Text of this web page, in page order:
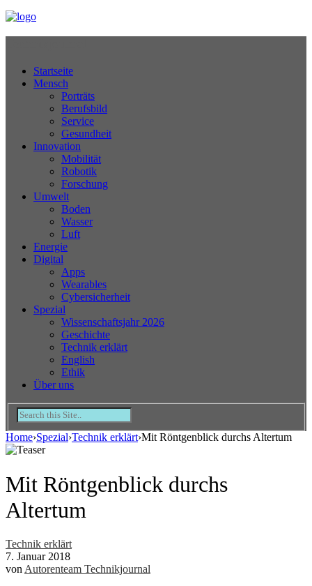
Startseite
Mensch
Porträts
Berufsbild
Service
Gesundheit
Innovation
Mobilität
Robotik
Forschung
Umwelt
Boden
Wasser
Luft
Energie
Digital
Apps
Wearables
Cybersicherheit
Spezial
Wissenschaftsjahr 2026
Geschichte
Technik erklärt
English
Ethik
Über uns
Home›Spezial›Technik erklärt›Mit Röntgenblick durchs Altertum
Mit Röntgenblick durchs
Altertum
Technik erklärt
7. Januar 2018
von Autorenteam Technikjournal